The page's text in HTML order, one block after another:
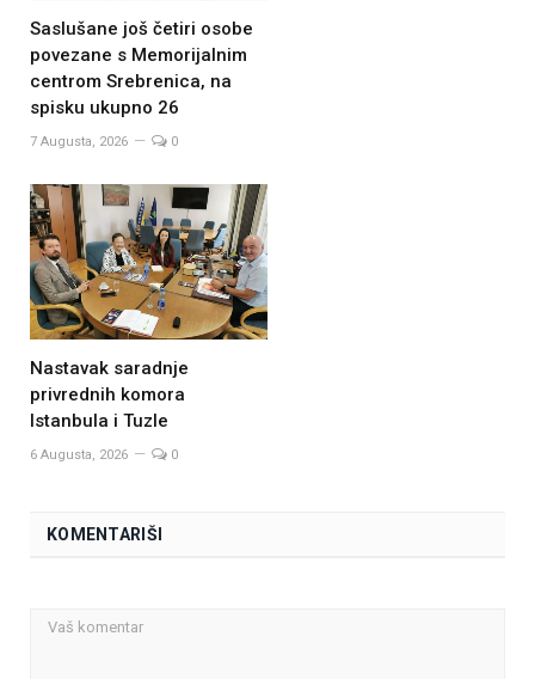
Saslušane još četiri osobe
povezane s Memorijalnim
centrom Srebrenica, na
spisku ukupno 26
7 Augusta, 2026 0
Nastavak saradnje
privrednih komora
Istanbula i Tuzle
6 Augusta, 2026 0
KOMENTARIŠI